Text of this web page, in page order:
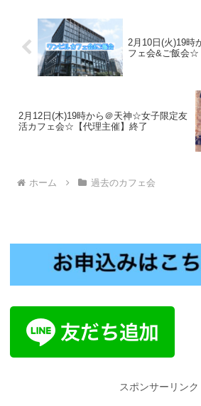
2月10日(火)19時
フェ会&ご飯会☆
2月12日(木)19時から＠天神☆女子限定友
活カフェ会☆【代理主催】終了
ホーム 過去のカフェ会
スポンサーリンク